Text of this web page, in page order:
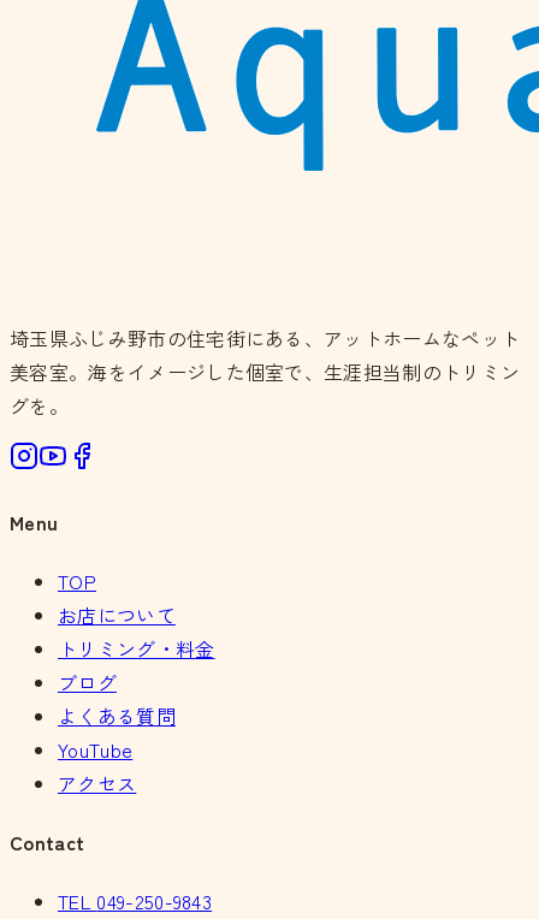
埼玉県ふじみ野市の住宅街にある、アットホームなペット
美容室。海をイメージした個室で、生涯担当制のトリミン
グを。
Menu
TOP
お店について
トリミング・料金
ブログ
よくある質問
YouTube
アクセス
Contact
TEL 049-250-9843